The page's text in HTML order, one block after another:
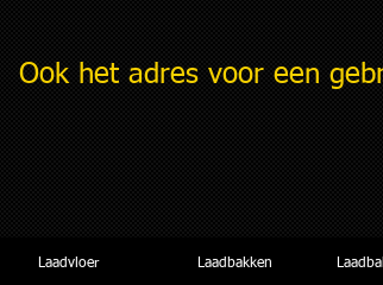
Ook het adres voor een
Laadvloer Laadbakken